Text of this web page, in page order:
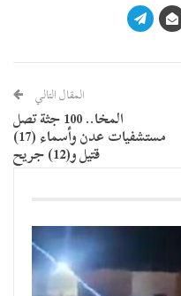
المقال التالي
المخا.. 100 جثة تصل
مستشفيات عدن وأسماء (17)
قتيل و(12) جريح